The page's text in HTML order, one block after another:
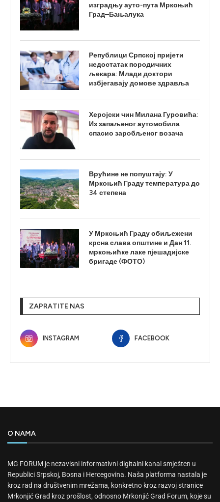
изградњу ауто-пута Мркоњић
Град–Бањалука
Републици Српској пријети
недостатак породичних
љекара: Млади доктори
избјегавају домове здравља
Херојски чин Милана Гуровића:
Из запаљеног аутомобила
спасио заробљеног возача
Врућине не попуштају: У
Мркоњић Граду температура до
34 степена
У Мркоњић Граду обиљежени
крсна слава општине и Дан 11.
мркоњићке лаке пјешадијске
бригаде (ФОТО)
ZAPRATITE NAS
INSTAGRAM FACEBOOK
O NAMA
MG FORUM je nezavisni informativni digitalni kanal smješten u
Republici Srpskoj, Bosna i Hercegovina. Naša platforma nastala je
kroz rad na društvenim mrežama, konkretno kroz razvoj stranice
Mrkonjić Grad kroz prošlost, odnosno Mrkonjić Grad Forum, koje su